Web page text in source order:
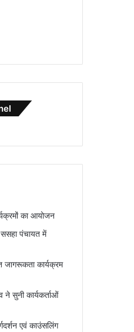
का आयोजन
पंचायत में
जागरूकता कार्यक्रम
ने सुनी कार्यकर्ताओं
एवं काउंसलिंग